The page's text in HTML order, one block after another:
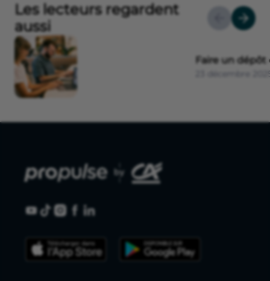
Les lecteurs regardent
aussi
Faire un
23 décembre